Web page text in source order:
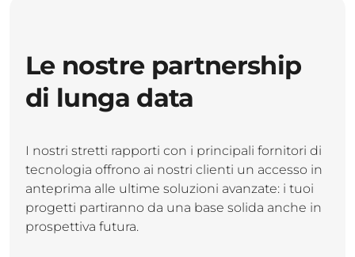
Le nostre partnership
di lunga data
I nostri stretti rapporti con i principali fornitori di
tecnologia offrono ai nostri clienti un accesso in
anteprima alle ultime soluzioni avanzate: i tuoi
progetti partiranno da una base solida anche in
prospettiva futura.